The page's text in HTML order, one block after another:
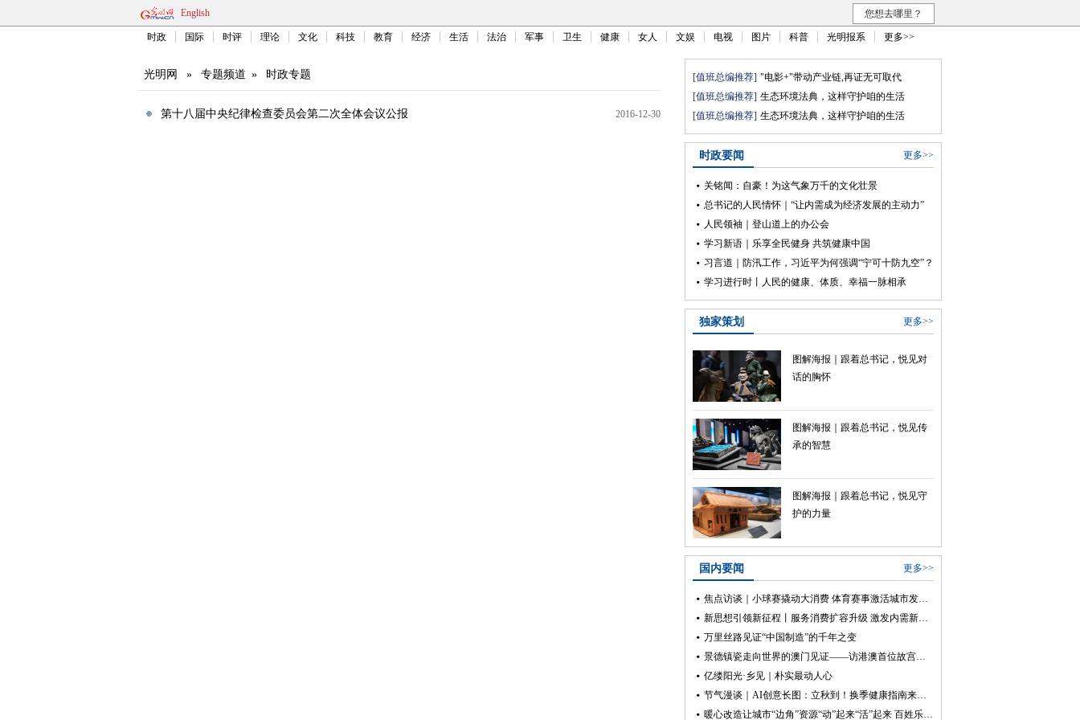
English 您想去哪里？
时政 国际 时评 理论 文化 科技 教育 经济 生活 法治 军事 卫生 健康 女人 文娱 电视 图片 科普 光明报系 更多>>
光明网 » 专题频道 » 时政专题
第十八届中央纪律检查委员会第二次全体会议公报 2016-12-30